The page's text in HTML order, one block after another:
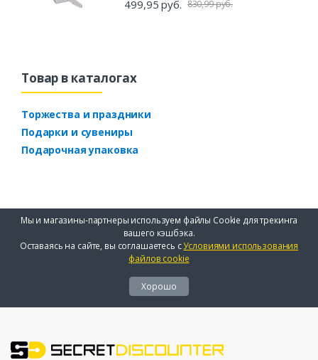
499,95 руб. 830,99 руб.
Товар в каталогах
Торжества и праздники
Подарки и сувениры
Подарочная упаковка
Мы и магазины-партнеры используем файлы Cookie для трекинга
вашего кэшбэка.
Оставаясь на сайте, вы соглашаетесь сУсловиями использования
файлов cookie
Хорошо